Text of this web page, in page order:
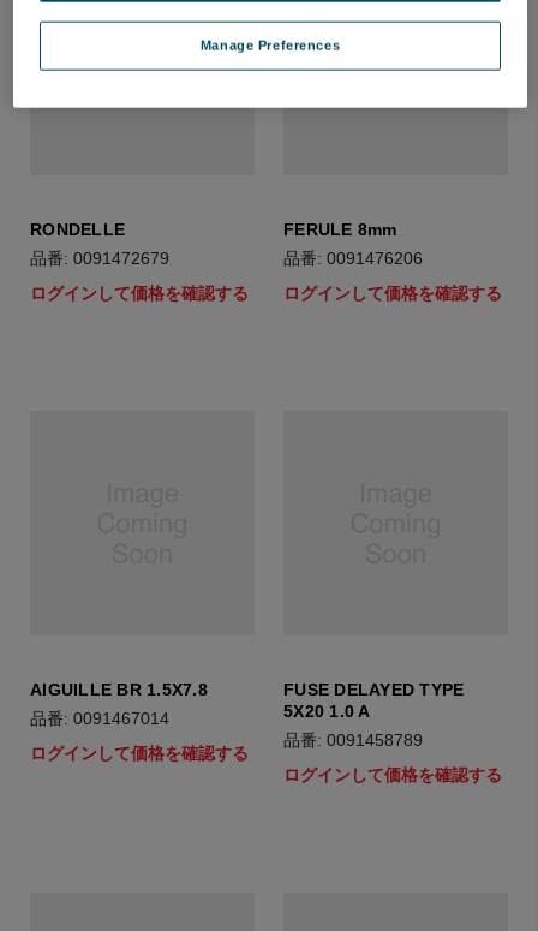
RONDELLE
品番: 0091472679
ログインして価格を確認する
FERULE 8mm
品番: 0091476206
ログインして価格を確認する
AIGUILLE BR 1.5X7.8
品番: 0091467014
ログインして価格を確認する
FUSE DELAYED TYPE
5X20 1.0 A
品番: 0091458789
ログインして価格を確認する
Manage Preferences